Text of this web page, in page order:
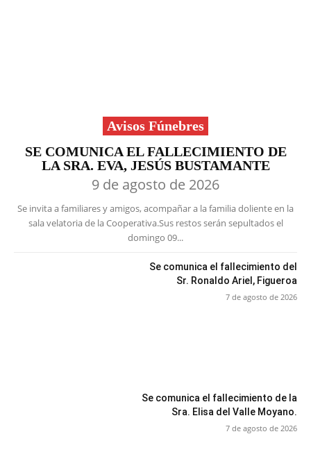
Avisos Fúnebres
SE COMUNICA EL FALLECIMIENTO DE
LA SRA. EVA, JESÚS BUSTAMANTE
9 de agosto de 2026
Se invita a familiares y amigos, acompañar a la familia doliente en la
sala velatoria de la Cooperativa.Sus restos serán sepultados el
domingo 09...
Se comunica el fallecimiento del
Sr. Ronaldo Ariel, Figueroa
7 de agosto de 2026
Se comunica el fallecimiento de la
Sra. Elisa del Valle Moyano.
7 de agosto de 2026